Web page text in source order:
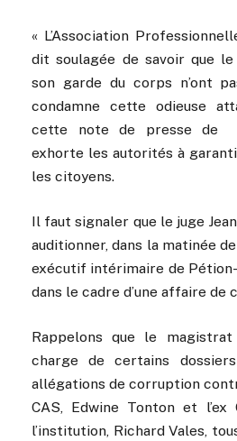
« L’Association
dit soulagée de savoir que
son garde du corps n’ont
condamne cette odieuse
cette note de presse de
exhorte les autorités à
les citoyens.
Il faut signaler que le juge
auditionner, dans la matinée
exécutif intérimaire de
dans le cadre d’une affaire de
Rappelons que le
charge de certains
allégations de corruption
CAS, Edwine Tonton et
l’institution, Richard Vales,